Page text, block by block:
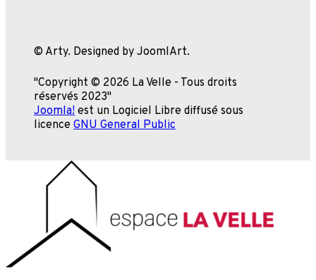
© Arty. Designed by JoomlArt.
"Copyright © 2026 La Velle - Tous droits
réservés 2023"
Joomla! est un Logiciel Libre diffusé sous
licence GNU General Public